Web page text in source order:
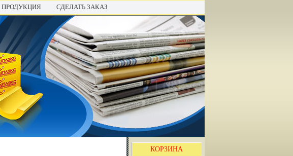
ПРОДУКЦИЯ СДЕЛАТЬ ЗАКАЗ
КОРЗИНА